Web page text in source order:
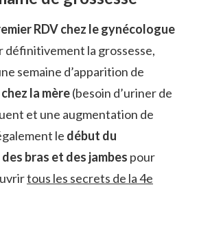
RDV chez le gynécologue
définitivement la grossesse,
semaine d’apparition de
la mère(besoin d’uriner de
et une augmentation de
le début du
bras et des jambes pour
tous les secrets de la 4e